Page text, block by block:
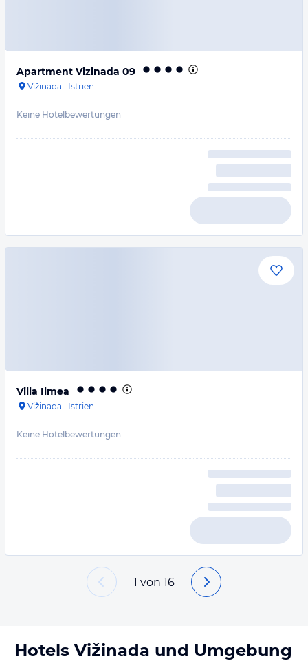
Apartment Vizinada 09
Vižinada · Istrien
Keine Hotelbewertungen
Villa Ilmea
Vižinada · Istrien
Keine Hotelbewertungen
1 von 16
Hotels Vižinada und Umgebung